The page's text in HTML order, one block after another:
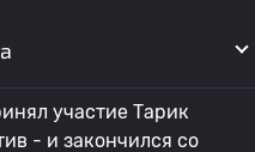
участие Тарик
- и закончился со